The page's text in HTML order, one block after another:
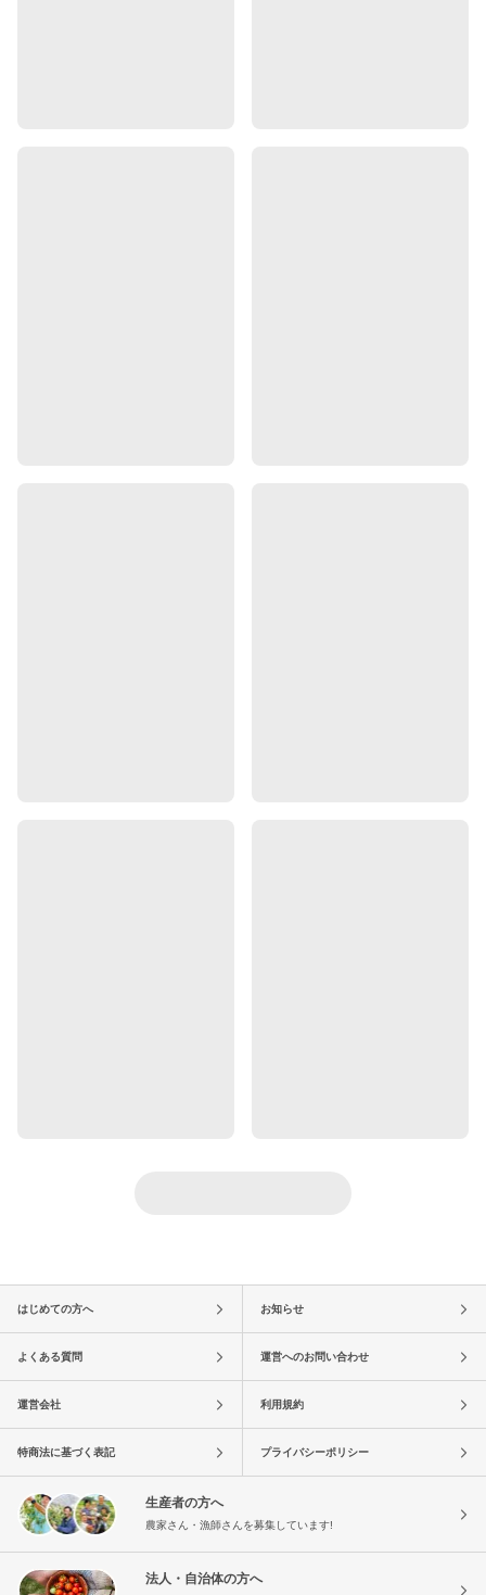
はじめての方へ お知らせ
よくある質問 運営へのお問い合わせ
運営会社 利用規約
特商法に基づく表記 プライバシーポリシー
生産者の方へ
農家さん・漁師さんを募集しています!
法人・自治体の方へ